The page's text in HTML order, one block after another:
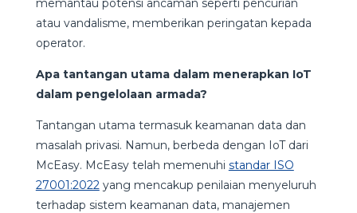
memantau potensi ancaman seperti pencurian
atau vandalisme, memberikan peringatan kepada
operator.
Apa tantangan utama dalam menerapkan IoT
dalam pengelolaan armada?
Tantangan utama termasuk keamanan data dan
masalah privasi. Namun, berbeda dengan IoT dari
McEasy. McEasy telah memenuhi standar ISO
27001:2022yang mencakup penilaian menyeluruh
terhadap sistem keamanan data, manajemen